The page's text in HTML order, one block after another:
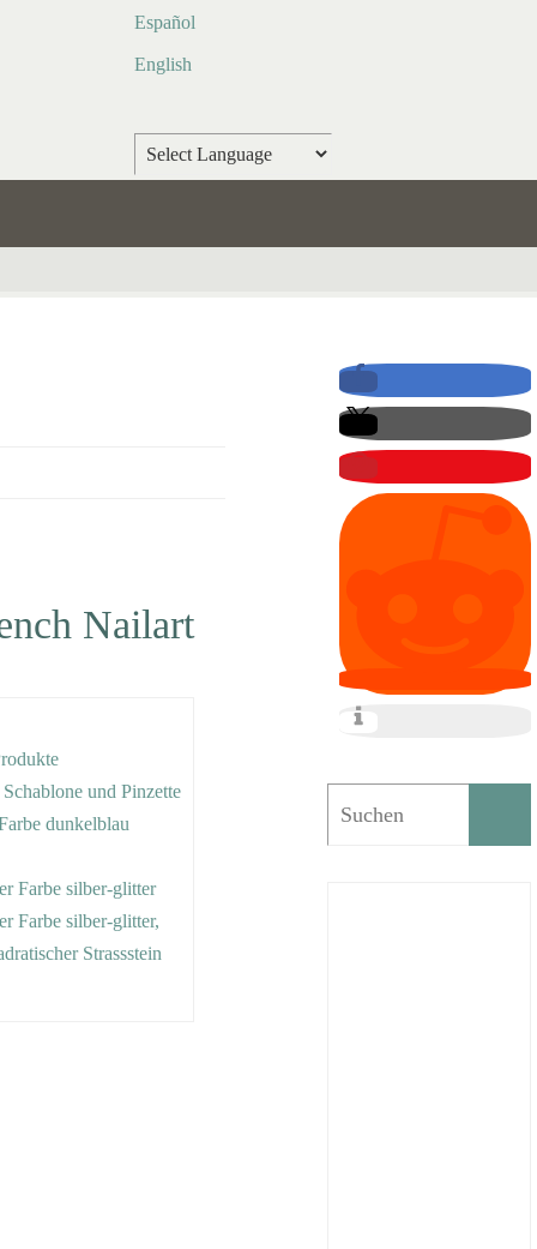
Español
English
Nailart
und Pinzette
dunkelblau
Farbe silber-glitter
Farbe silber-glitter,
Strassstein